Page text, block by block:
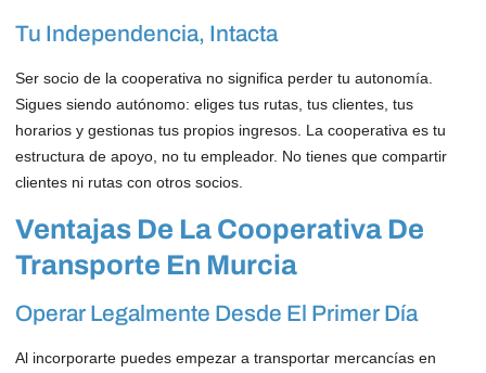
Tu Independencia, Intacta
Ser socio de la cooperativa no significa perder tu autonomía.
Sigues siendo autónomo: eliges tus rutas, tus clientes, tus
horarios y gestionas tus propios ingresos. La cooperativa es tu
estructura de apoyo, no tu empleador. No tienes que compartir
clientes ni rutas con otros socios.
Ventajas De La Cooperativa De
Transporte En Murcia
Operar Legalmente Desde El Primer Día
Al incorporarte puedes empezar a transportar mercancías en